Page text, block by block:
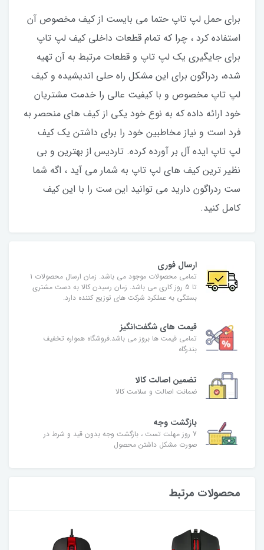
برای حمل لپ تاپ حتما می بایست از کیف مخصوص آن
استفاده کرد ، چرا که تمام قطعات داخلی کیف لپ تاپ
برای جایگیری یک لپ تاپ و قطعات مرتبط به آن تهیه
شده، ردراگون برای این مشکل راه حلی اندیشیده و کیف
لپ تاپ مخصوص و با کیفیت عالی را خدمت مشتریان
خود ارائه داده که به نوع خود یکی از کیف های منحصر به
فرد است و نیاز مخاطبین خود را برای داشتن یک کیف
لپ تاپ ایده آل بر آورده کرده. تاردیس از بهترین و بی
نظیر ترین کیف های لپ تاپ به شمار می آید ، اگه شما
ست ردراگون دارید می توانید این ست را با این کیف
کامل کنید.
ارسال فوری
تمامی محصولات موجود می باشد. زمان ارسال محصولات 1
تا 5 روز کاری می باشد. زمان رسیدن کالا به دست مشتری
بستگی به عملکرد شرکت های توزیع کننده دارد.
قیمت های شگفت‌انگیز
تمامی قیمت ها بروز می باشد.فروشگاه همواره تخفیف
بندرگاه
تضمین اصالت کالا
ضمانت اصالت و سلامت کالا
بازگشت وجه
7 روز مهلت تست ، بازگشت وجه بدون قید و شرط در
صورت مشکل داشتن محصول
محصولات مرتبط